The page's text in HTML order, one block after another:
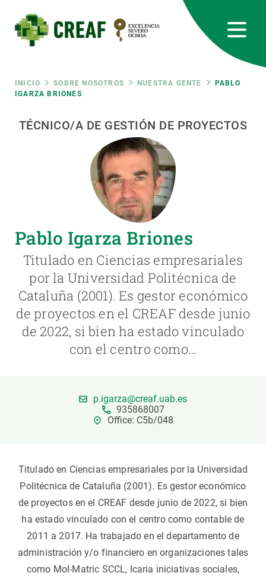
contenido
principal
Ruta
de
navegación
INICIO SOBRE NOSOTROS NUESTRA GENTE
PABLO
IGARZA BRIONES
TÉCNICO/A DE GESTIÓN DE PROYECTOS
Pablo Igarza Briones
Titulado en Ciencias empresariales
por la Universidad Politécnica de
Cataluña (2001). Es gestor económico
de proyectos en el CREAF desde junio
de 2022, si bien ha estado vinculado
con el centro como…
p.igarza@creaf.uab.es
935868007
Office: C5b/048
Titulado en Ciencias empresariales por la Universidad
Politécnica de Cataluña (2001). Es gestor económico
de proyectos en el CREAF desde junio de 2022, si bien
ha estado vinculado con el centro como contable de
2011 a 2017. Ha trabajado en el departamento de
administración y/o financiero en organizaciones tales
como Mol-Matric SCCL, Icaria iniciativas sociales,
RRSS
Featured
responsive
Responsive
CIENCIA EN ACCIÓN
ÚNETE A NOSOTROS
PARTICIPA
NOTICIAS Y AGENDA